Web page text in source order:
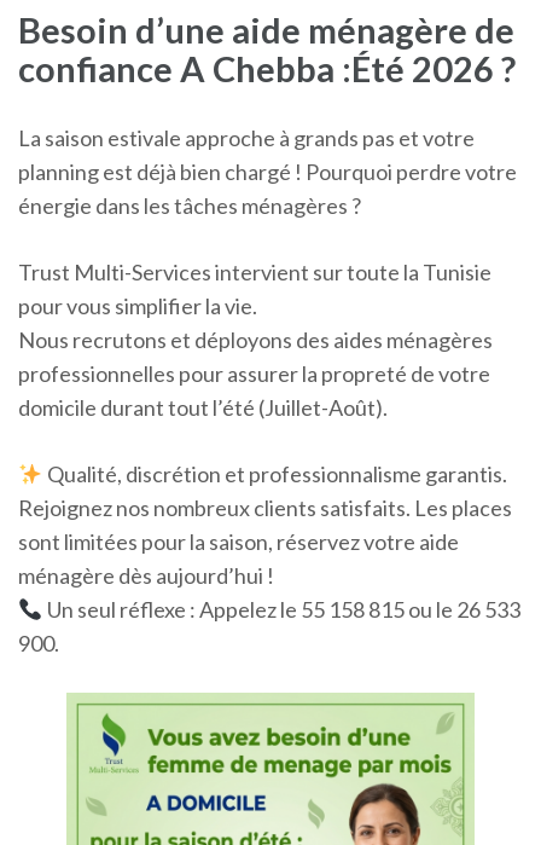
Besoin d’une aide ménagère de
confiance A Chebba :Été 2026 ?
La saison estivale approche à grands pas et votre
planning est déjà bien chargé ! Pourquoi perdre votre
énergie dans les tâches ménagères ?
Trust Multi-Services intervient sur toute la Tunisie
pour vous simplifier la vie.
Nous recrutons et déployons des aides ménagères
professionnelles pour assurer la propreté de votre
domicile durant tout l’été (Juillet-Août).
Qualité, discrétion et professionnalisme garantis.
Rejoignez nos nombreux clients satisfaits. Les places
sont limitées pour la saison, réservez votre aide
ménagère dès aujourd’hui !
Un seul réflexe : Appelez le 55 158 815 ou le 26 533
900.